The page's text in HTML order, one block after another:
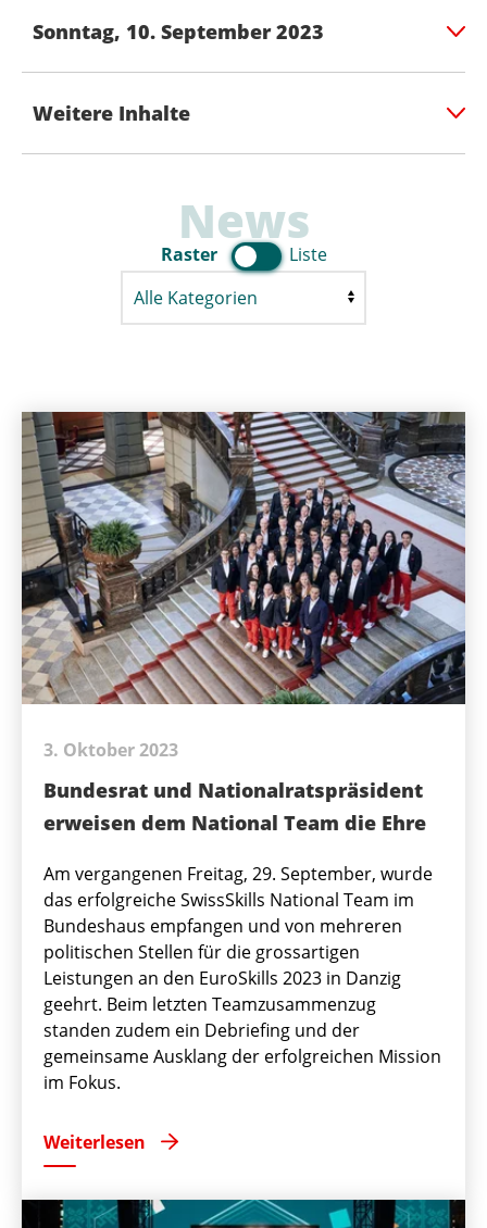
Sonntag, 10. September 2023
Weitere Inhalte
News
Raster Liste
3. Oktober 2023
Bundesrat und Nationalratspräsident
erweisen dem National Team die Ehre
Am vergangenen Freitag, 29. September, wurde
das erfolgreiche SwissSkills National Team im
Bundeshaus empfangen und von mehreren
politischen Stellen für die grossartigen
Leistungen an den EuroSkills 2023 in Danzig
geehrt. Beim letzten Teamzusammenzug
standen zudem ein Debriefing und der
gemeinsame Ausklang der erfolgreichen Mission
im Fokus.
Weiterlesen